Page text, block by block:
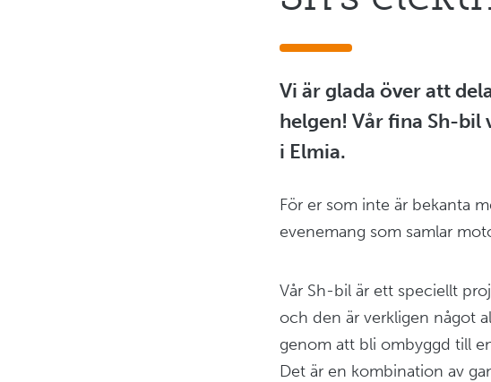
Vi är glada över att
helgen! Vår fina Sh-bil
i Elmia.
För er som inte är bekanta
evenemang som samlar
Vår Sh-bil är ett speciellt
och den är verkligen något
genom att bli ombyggd till
Det är en kombination av